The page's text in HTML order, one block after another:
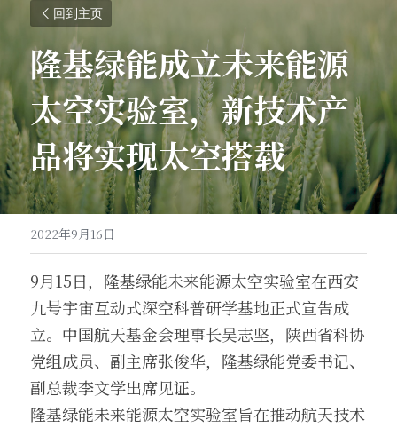
回到主页
隆基绿能成立未来能源
太空实验室，新技术产
品将实现太空搭载
2022年9月16日
9月15日，隆基绿能未来能源太空实验室在西安
九号宇宙互动式深空科普研学基地正式宣告成
立。中国航天基金会理事长吴志坚，陕西省科协
党组成员、副主席张俊华，隆基绿能党委书记、
副总裁李文学出席见证。
隆基绿能未来能源太空实验室旨在推动航天技术